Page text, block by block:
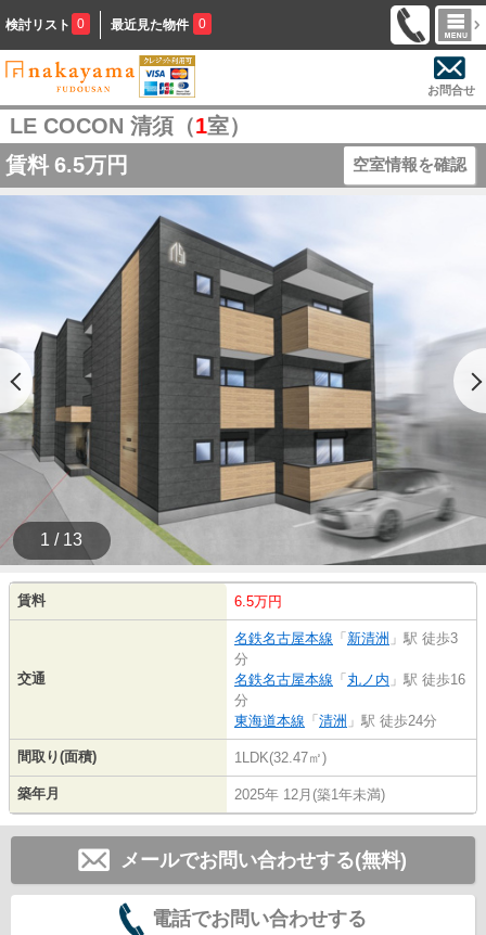
検討リスト 0 最近見た物件 0
お問合せ
LE COCON 清須（1室）
賃料 6.5万円 空室情報を確認
1 / 13
賃料 6.5万円
交通
名鉄名古屋本線 「 新清洲 」駅 徒歩3
分
名鉄名古屋本線 「 丸ノ内 」駅 徒歩16
分
東海道本線 「 清洲 」駅 徒歩24分
間取り(面積) 1LDK(32.47㎡)
築年月 2025年 12月(築1年未満)
メールでお問い合わせする(無料)
電話でお問い合わせする